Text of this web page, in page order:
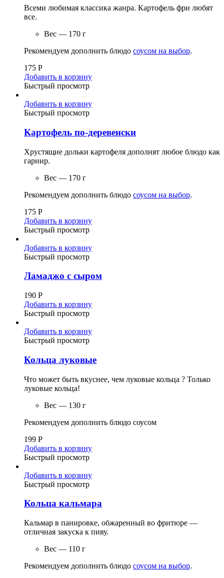
Всеми любимая классика жанра. Картофель фри любят
все.
Вес — 170 г
Рекомендуем дополнить блюдо соусом на выбор.
175 Р
Добавить в корзину
Быстрый просмотр
Добавить в корзину
Быстрый просмотр
Картофель по-деревенски
Хрустящие дольки картофеля дополнят любое блюдо как
гарнир.
Вес — 170 г
Рекомендуем дополнить блюдо соусом на выбор.
175 Р
Добавить в корзину
Быстрый просмотр
Добавить в корзину
Быстрый просмотр
Ламаджо с сыром
190 Р
Добавить в корзину
Быстрый просмотр
Добавить в корзину
Быстрый просмотр
Кольца луковые
Что может быть вкуснее, чем луковые кольца ? Только
луковые кольца!
Вес — 130 г
Рекомендуем дополнить блюдо соусом
199 Р
Добавить в корзину
Быстрый просмотр
Добавить в корзину
Быстрый просмотр
Кольца кальмара
Кальмар в панировке, обжаренный во фритюре —
отличная закуска к пиву.
Вес — 110 г
Рекомендуем дополнить блюдо соусом на выбор.